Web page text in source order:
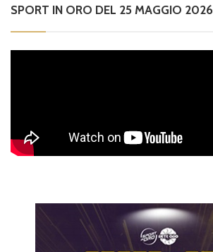
SPORT IN ORO DEL 25 MAGGIO 2026